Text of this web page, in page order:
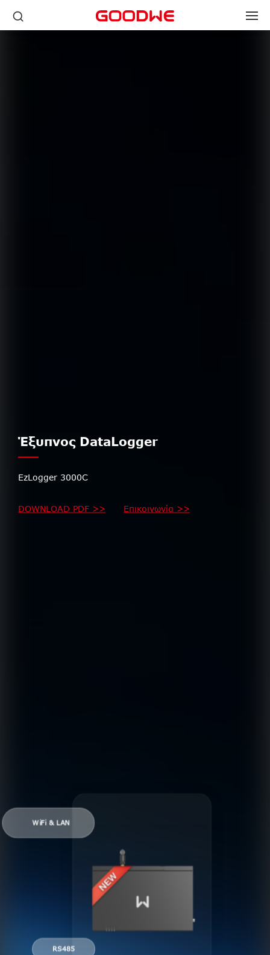
Έξυπνος DataLogger
EzLogger 3000C
DOWNLOAD PDF >> Επικοινωνία >>
WiFi & LAN
RS485